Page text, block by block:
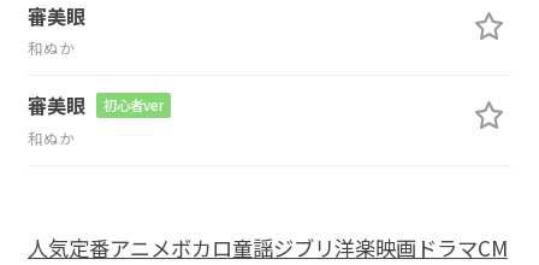
審美眼
和ぬか
審美眼 初心者ver
和ぬか
人気定番アニメボカロ童謡ジブリ洋楽映画ドラマCM